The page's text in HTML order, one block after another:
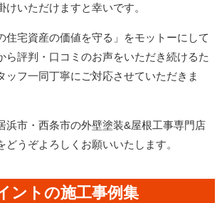
けいただけますと幸いです。
住宅資産の価値を守る」をモットーにして
ら評判・口コミのお声をいただき続けるた
ッフ一同丁寧にご対応させていただきま
浜市・西条市の外壁塗装&屋根工事専門店
どうぞよろしくお願いいたします。
ントの施工事例集